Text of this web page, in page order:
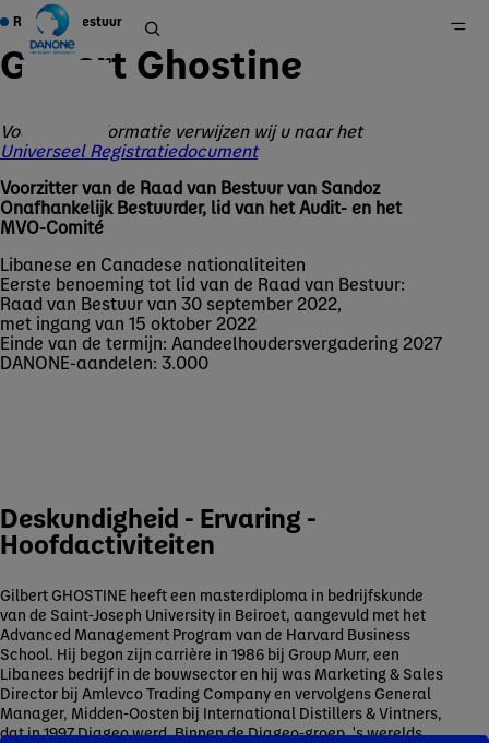
Over ons
Governance
Raad van Bestuur
Gilbert Ghostine
Voor meer informatie verwijzen wij u naar het
Universeel Registratiedocument
Voorzitter van de Raad van Bestuur van Sandoz
Onafhankelijk Bestuurder, lid van het Audit- en het
MVO-Comité
Libanese en Canadese nationaliteiten
Eerste benoeming tot lid van de Raad van Bestuur:
Raad van Bestuur van 30 september 2022,
met ingang van 15 oktober 2022
Einde van de termijn: Aandeelhoudersvergadering 2027
DANONE-aandelen: 3.000
Deskundigheid - Ervaring -
Hoofdactiviteiten
Gilbert GHOSTINE heeft een masterdiploma in bedrijfskunde
van de Saint-Joseph University in Beiroet, aangevuld met het
Advanced Management Program van de Harvard Business
School. Hij begon zijn carrière in 1986 bij Group Murr, een
Libanees bedrijf in de bouwsector en hij was Marketing & Sales
Director bij Amlevco Trading Company en vervolgens General
Manager, Midden-Oosten bij International Distillers & Vintners,
dat in 1997 Diageo werd. Binnen de Diageo-groep, 's werelds